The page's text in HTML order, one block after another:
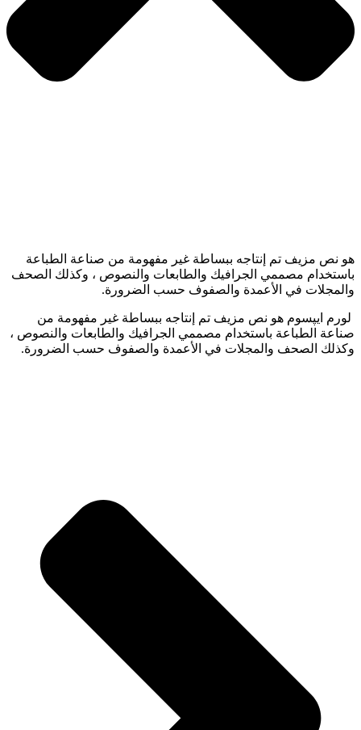
هو نص مزيف تم إنتاجه ببساطة غير مفهومة من صناعة الطباعة
باستخدام مصممي الجرافيك والطابعات والنصوص ، وكذلك الصحف
والمجلات في الأعمدة والصفوف حسب الضرورة.
لورم ایپسوم هو نص مزيف تم إنتاجه ببساطة غير مفهومة من
صناعة الطباعة باستخدام مصممي الجرافيك والطابعات والنصوص ،
وكذلك الصحف والمجلات في الأعمدة والصفوف حسب الضرورة.